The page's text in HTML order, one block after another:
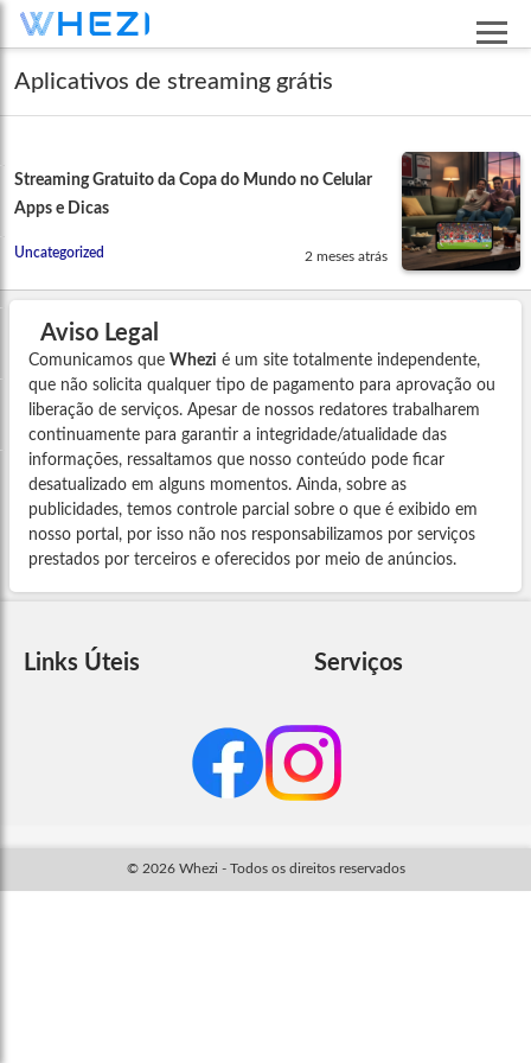
Aplicativos de streaming grátis
Streaming Gratuito da Copa do Mundo no Celular
Apps e Dicas
Uncategorized 2 meses atrás
Aviso Legal
Comunicamos que Whezi é um site totalmente independente,
que não solicita qualquer tipo de pagamento para aprovação ou
liberação de serviços. Apesar de nossos redatores trabalharem
continuamente para garantir a integridade/atualidade das
informações, ressaltamos que nosso conteúdo pode ficar
desatualizado em alguns momentos. Ainda, sobre as
publicidades, temos controle parcial sobre o que é exibido em
nosso portal, por isso não nos responsabilizamos por serviços
prestados por terceiros e oferecidos por meio de anúncios.
Links Úteis Serviços
© 2026 Whezi - Todos os direitos reservados